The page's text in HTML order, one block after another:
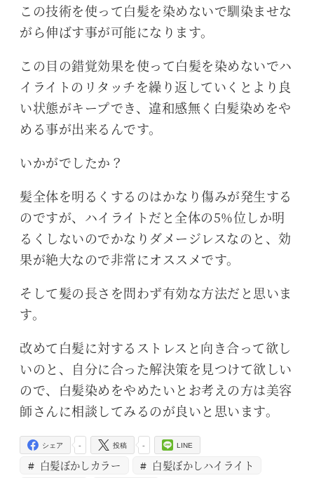
この技術を使って白髪を染めないで馴染ませな
がら伸ばす事が可能になります。
この目の錯覚効果を使って白髪を染めないでハ
イライトのリタッチを繰り返していくとより良
い状態がキープでき、違和感無く白髪染めをや
める事が出来るんです。
いかがでしたか？
髪全体を明るくするのはかなり傷みが発生する
のですが、ハイライトだと全体の5%位しか明
るくしないのでかなりダメージレスなのと、効
果が絶大なので非常にオススメです。
そして髪の長さを問わず有効な方法だと思いま
す。
改めて白髪に対するストレスと向き合って欲し
いのと、自分に合った解決策を見つけて欲しい
ので、白髪染めをやめたいとお考えの方は美容
師さんに相談してみるのが良いと思います。
-
シェア -
投稿 LINE
白髪ぼかしカラー
白髪ぼかしハイライト